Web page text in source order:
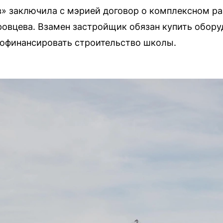
заключила с мэрией договор о комплексном
Взамен застройщик обязан купить
строительство школы.